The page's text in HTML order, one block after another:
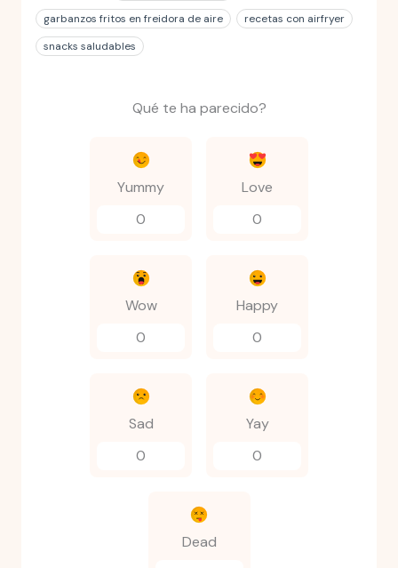
garbanzos fritos en freidora de aire
recetas con airfryer
snacks saludables
Qué te ha parecido?
Yummy
0
Love
0
Wow
0
Happy
0
Sad
0
Yay
0
Dead